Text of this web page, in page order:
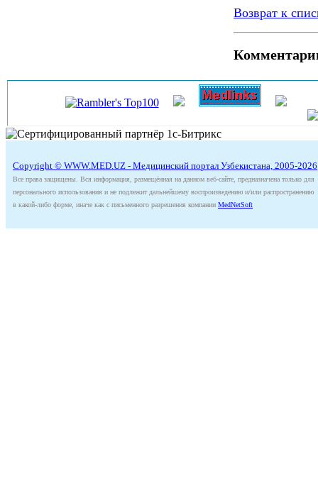
Возврат к
Copyright © WWW.MED.UZ - Медицинский портал Узбекистана, 2005-2026
Все права защищены. Вся информация, размещённая на данном веб-сайте, предназначена только для
персонального использования и не подлежит дальнейшему воспроизведению и/или распространению
в какой-либо форме, иначе как с письменного разрешения компании MedNetSoft